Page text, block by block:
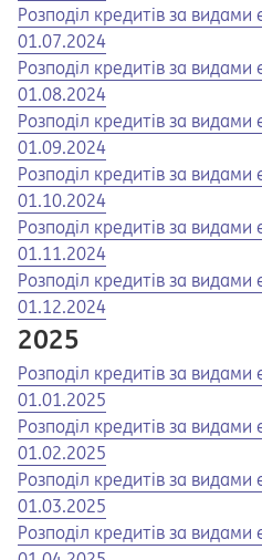
Opens in a new tab
Opens a pdf
Розподіл кредитів за видами
01.07.2024
Opens in a new tab
Opens a pdf
Розподіл кредитів за видами
01.08.2024
Opens in a new tab
Opens a pdf
Розподіл кредитів за видами
01.09.2024
Opens in a new tab
Opens a pdf
Розподіл кредитів за видами
01.10.2024
Opens in a new tab
Opens a pdf
Розподіл кредитів за видами
01.11.2024
Opens in a new tab
Opens a pdf
Розподіл кредитів за видами
01.12.2024
2025
Opens in a new tab
Opens a pdf
Розподіл кредитів за видами
01.01.2025
Opens in a new tab
Opens a pdf
Розподіл кредитів за видами
01.02.2025
Opens in a new tab
Opens a pdf
Розподіл кредитів за видами
01.03.2025
Opens in a new tab
Opens a pdf
Розподіл кредитів за видами